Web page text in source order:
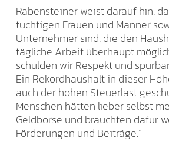
Rabensteiner weist darauf hin,
tüchtigen Frauen und Männer
Unternehmer sind, die den
tägliche Arbeit überhaupt
schulden wir Respekt und
Ein Rekordhaushalt in dieser
auch der hohen Steuerlast
Menschen hätten lieber selbst
Geldbörse und bräuchten dafür
Förderungen und Beiträge.“